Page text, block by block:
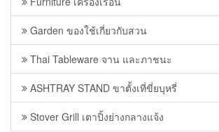
Garden ของใช้เกี่ยวกับสวน
Thai Tableware จาน และภาชนะ
ASHTRAY STAND ขาตั้งเที่ขี่ยบุหรี่
Stover Grill เตาปิ้งย่างกลางแจ้ง